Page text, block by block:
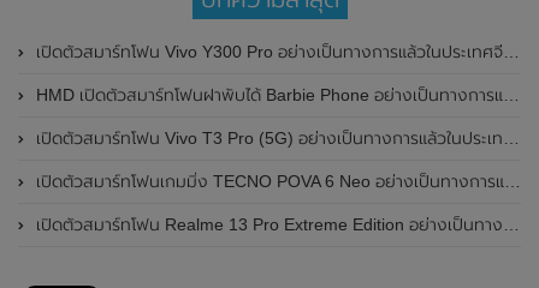
เปิดตัวสมาร์ทโฟน Vivo Y300 Pro อย่างเป็นทางการแล้วในประเทศจีน มาพร้อมดีไซน์พรีเมี่ยม ทนทาน และแบตเตอรี่สุดอึดขนาดใหญ่ 6,500mAh พร้อมรองรับการชาร์จไว 80W
HMD เปิดตัวสมาร์ทโฟนฝาพับได้ Barbie Phone อย่างเป็นทางการแล้ว มาพร้อมธีมสีชมพูสดใส
เปิดตัวสมาร์ทโฟน Vivo T3 Pro (5G) อย่างเป็นทางการแล้วในประเทศอินเดีย
เปิดตัวสมาร์ทโฟนเกมมิ่ง TECNO POVA 6 Neo อย่างเป็นทางการแล้วในประเทศไทย ในราคา 8,499 บาท
เปิดตัวสมาร์ทโฟน Realme 13 Pro Extreme Edition อย่างเป็นทางการแล้วในประเทศจีน